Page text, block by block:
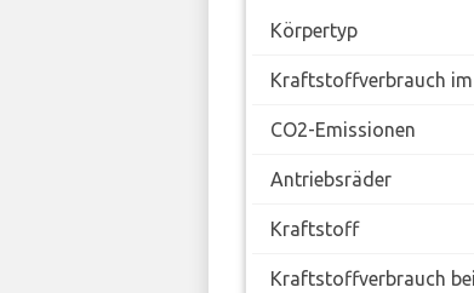
Körpertyp
Kraftstoffverbrauch
CO2-Emissionen
Antriebsräder
Kraftstoff
Kraftstoffverbrauch